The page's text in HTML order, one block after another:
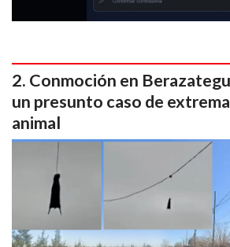
Conmoción en
un presunto caso de
animal